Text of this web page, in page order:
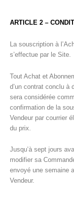
ARTICLE 2 –
La souscription à
s’effectue par le Site.
Tout Achat et
d’un contrat conclu à
sera considérée
confirmation de la
Vendeur par courrier
du prix.
Jusqu’à sept jours
modifier sa
envoyé une semaine
Vendeur.